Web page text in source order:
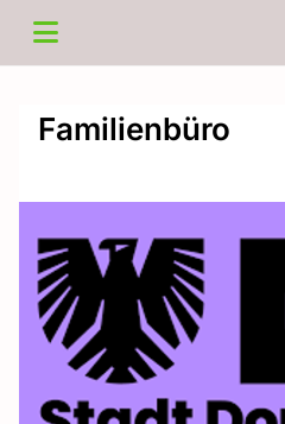
Familienbüro